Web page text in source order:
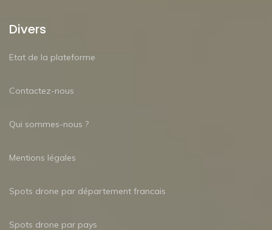
Divers
Etat de la plateforme
Contactez-nous
Qui sommes-nous ?
Mentions légales
Spots drone par département francais
Spots drone par pays